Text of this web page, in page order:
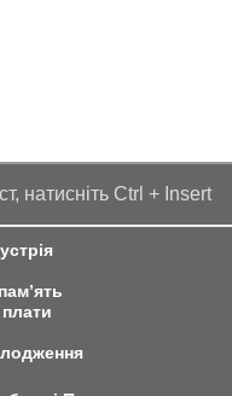
натисніть Ctrl + Insert